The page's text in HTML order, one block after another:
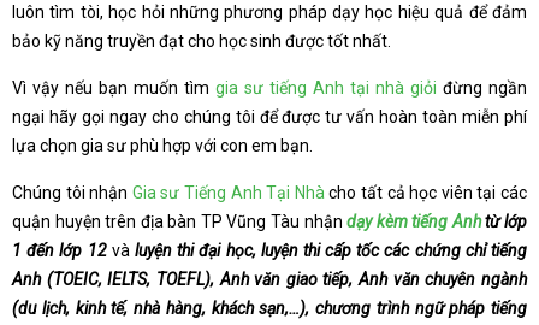
luôn tìm tòi, học hỏi những phương pháp dạy học hiệu quả để đảm
bảo kỹ năng truyền đạt cho học sinh được tốt nhất.
Vì vậy nếu bạn muốn tìm gia sư tiếng Anh tại nhà giỏi đừng ngần
ngại hãy gọi ngay cho chúng tôi để được tư vấn hoàn toàn miễn phí
lựa chọn gia sư phù hợp với con em bạn.
Chúng tôi nhận Gia sư Tiếng Anh Tại Nhà cho tất cả học viên tại các
quận huyện trên địa bàn TP Vũng Tàu nhậndạy kèm tiếng Anhtừ lớp
1 đến lớp 12và luyện thi đại học, luyện thi cấp tốc các chứng chỉ tiếng
Anh (TOEIC, IELTS, TOEFL), Anh văn giao tiếp, Anh văn chuyên ngành
(du lịch, kinh tế, nhà hàng, khách sạn,…), chương trình ngữ pháp tiếng